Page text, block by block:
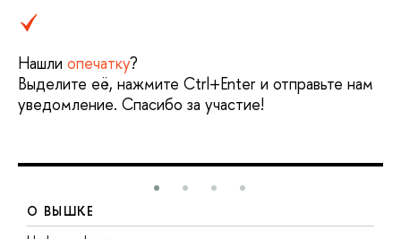
Нашли опечатку?
Выделите её, нажмите Ctrl+Enter и отправьте нам
уведомление. Спасибо за участие!
О ВЫШКЕ